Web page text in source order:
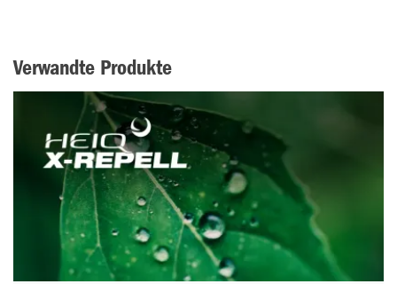
Verwandte Produkte